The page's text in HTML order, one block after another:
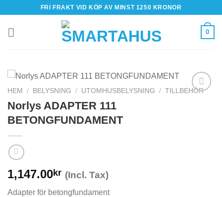
content
FRI FRAKT VID KÖP AV MINST 1250 KRONOR
0
HEM / BELYSNING / UTOMHUSBELYSNING / TILLBEHÖR
Norlys ADAPTER 111
BETONGFUNDAMENT
1,147.00kr (Incl. Tax)
Adapter för betongfundament